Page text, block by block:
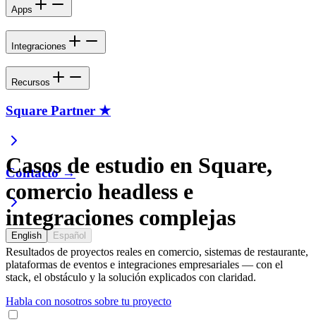
Apps
Integraciones
Recursos
Square Partner ★
Contacto →
English Español
Casos de estudio en Square,
comercio headless e
integraciones complejas
Resultados de proyectos reales en comercio, sistemas de restaurante,
plataformas de eventos e integraciones empresariales — con el
stack, el obstáculo y la solución explicados con claridad.
Habla con nosotros sobre tu proyecto